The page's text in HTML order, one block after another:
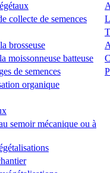
collecte de semences
brosseuse
moissonneuse batteuse
de semences
organique
semoir mécanique ou à